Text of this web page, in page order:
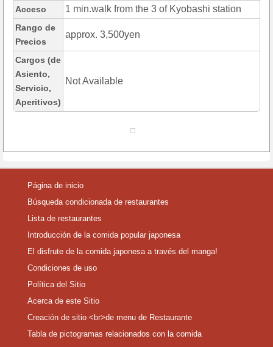
Acceso 1 min.walk from the 3 of Kyobashi station
Rango de
Precios
approx. 3,500yen
Cargos (de
Asiento,
Servicio,
Aperitivos)
Not Available
Página de inicio
Búsqueda condicionada de restaurantes
Lista de restaurantes
Introducción de la comida popular japonesa
El disfrute de la comida japonesa a través del manga!
Condiciones de uso
Política del Sitio
Acerca de este Sitio
Creación de sitio <br>de menu de Restaurante
Tabla de pictogramas relacionados con la comida